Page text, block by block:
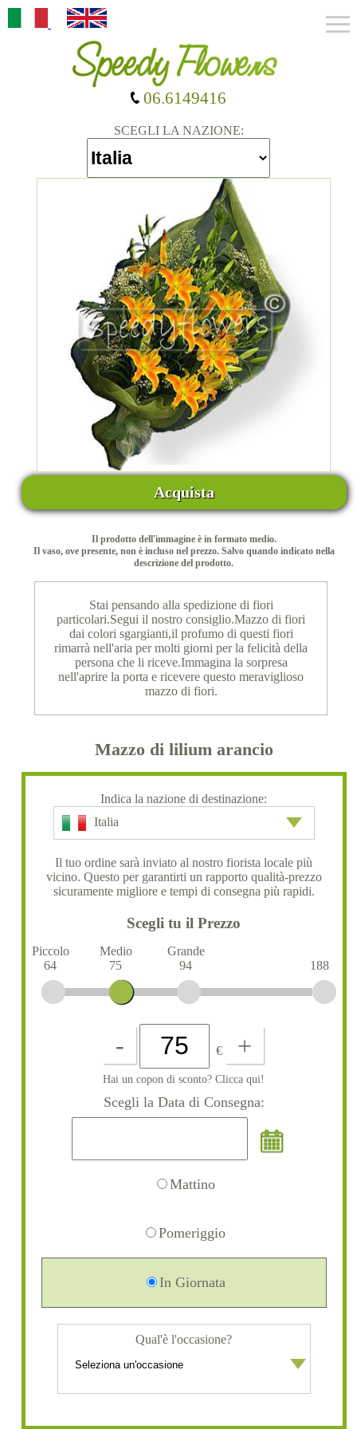
SCEGLI LA NAZIONE:
06.6149416
Acquista
Il prodotto dell'immagine è in formato medio.
Il vaso, ove presente, non è incluso nel prezzo. Salvo quando indicato nella
descrizione del prodotto.
Stai pensando alla spedizione di fiori
particolari.Segui il nostro consiglio.Mazzo di fiori
dai colori sgargianti,il profumo di questi fiori
rimarrà nell'aria per molti giorni per la felicità della
persona che li riceve.Immagina la sorpresa
nell'aprire la porta e ricevere questo meraviglioso
mazzo di fiori.
Mazzo di lilium arancio
Indica la nazione di destinazione:
Italia
Il tuo ordine sarà inviato al nostro fiorista locale più
vicino. Questo per garantirti un rapporto qualità-prezzo
sicuramente migliore e tempi di consegna più rapidi.
Scegli tu il Prezzo
Piccolo
64
Medio
75
Grande
94
188
- € +
Hai un copon di sconto? Clicca qui!
Scegli la Data di Consegna:
Mattino
Pomeriggio
In Giornata
Qual'è l'occasione?